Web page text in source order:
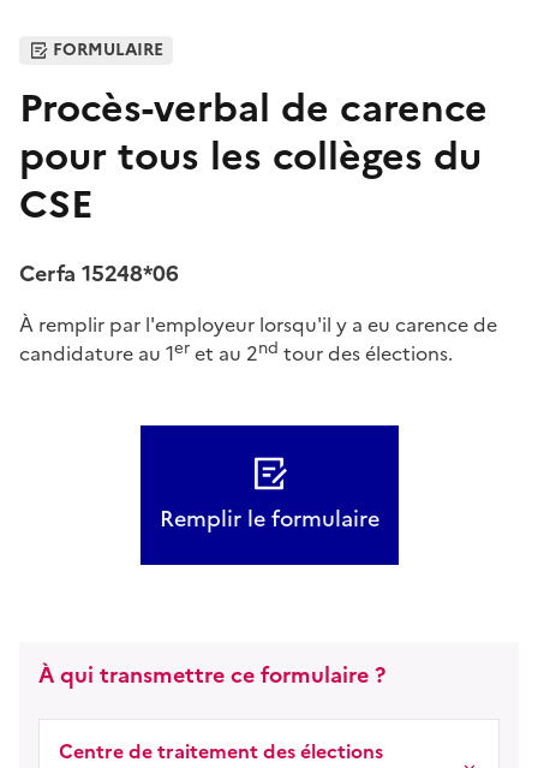
FORMULAIRE
Procès-verbal de carence
pour tous les collèges du
CSE
Cerfa 15248*06
À remplir par l'employeur lorsqu'il y a eu carence de
candidature au 1er et au 2nd tour des élections.
Remplir le formulaire
À qui transmettre ce formulaire ?
Centre de traitement des élections